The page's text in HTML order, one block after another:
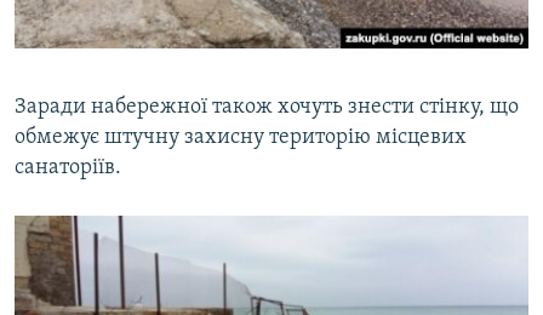
Заради набережної також хочуть знести стінку, що
обмежує штучну захисну територію місцевих
санаторіїв.